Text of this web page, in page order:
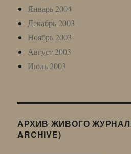
Январь 2004
Декабрь 2003
Ноябрь 2003
Август 2003
Июль 2003
АРХИВ ЖИВОГО
ARCHIVE)